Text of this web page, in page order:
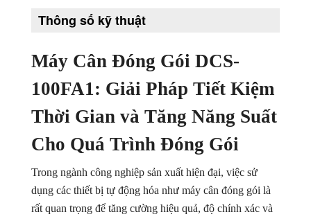
Máy Tách Màu Hạt Tiêu
Máy Tách Màu Thuỷ Sản
Máy Đánh Bóng Hạt Nông Sản (ĐẬU, NGÔ....)
Máy Tách Hạt Đậu
Máy Tách Tạp Chất Tỷ Trọng
Máy Móc Ngành Khoáng Sản
Thông số kỹ thuật
Máy Cân Đóng Gói DCS-
100FA1: Giải Pháp Tiết Kiệm
Thời Gian và Tăng Năng Suất
Cho Quá Trình Đóng Gói
Trong ngành công nghiệp sản xuất hiện đại, việc sử
dụng các thiết bị tự động hóa như máy cân đóng gói là
rất quan trọng để tăng cường hiệu quả, độ chính xác và